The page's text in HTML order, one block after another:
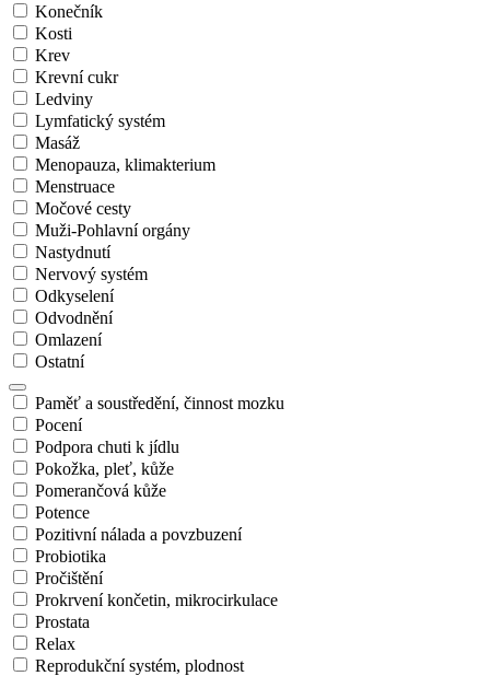
Konečník
Kosti
Krev
Krevní cukr
Ledviny
Lymfatický systém
Masáž
Menopauza, klimakterium
Menstruace
Močové cesty
Muži-Pohlavní orgány
Nastydnutí
Nervový systém
Odkyselení
Odvodnění
Omlazení
Ostatní
Paměť a soustředění, činnost mozku
Pocení
Podpora chuti k jídlu
Pokožka, pleť, kůže
Pomerančová kůže
Potence
Pozitivní nálada a povzbuzení
Probiotika
Pročištění
Prokrvení končetin, mikrocirkulace
Prostata
Relax
Reprodukční systém, plodnost